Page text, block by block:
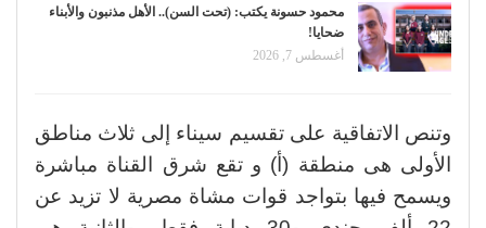
محمود حسونة يكتب: (تحت السن).. الأهل مذنبون والأبناء
ضحايا!
أغسطس 7, 2026
وتنص الاتفاقية على تقسيم سيناء إلى ثلاث مناطق
الأولى هى منطقة (أ) و تقع شرق القناة مباشرة
ويسمح فيها بتواجد قوات مشاة مصرية لا تزيد عن